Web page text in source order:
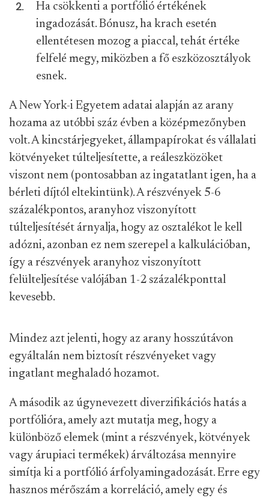
Ha csökkenti a portfólió értékének
ingadozását. Bónusz, ha krach esetén
ellentétesen mozog a piaccal, tehát értéke
felfelé megy, miközben a fő eszközosztályok
esnek.
A New York-i Egyetem adatai alapján az arany
hozama az utóbbi száz évben a középmezőnyben
volt. A kincstárjegyeket, állampapírokat és vállalati
kötvényeket túlteljesítette, a reáleszközöket
viszont nem (pontosabban az ingatatlant igen, ha a
bérleti díjtól eltekintünk). A részvények 5-6
százalékpontos, aranyhoz viszonyított
túlteljesítését árnyalja, hogy az osztalékot le kell
adózni, azonban ez nem szerepel a kalkulációban,
így a részvények aranyhoz viszonyított
felülteljesítése valójában 1-2 százalékponttal
kevesebb.
Mindez azt jelenti, hogy az arany hosszútávon
egyáltalán nem biztosít részvényeket vagy
ingatlant meghaladó hozamot.
A második az úgynevezett diverzifikációs hatás a
portfólióra, amely azt mutatja meg, hogy a
különböző elemek (mint a részvények, kötvények
vagy árupiaci termékek) árváltozása mennyire
simítja ki a portfólió árfolyamingadozását. Erre egy
hasznos mérőszám a korreláció, amely egy és